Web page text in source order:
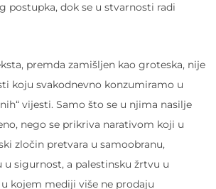
postupka, dok se u stvarnosti radi
premda zamišljen kao groteska, nije
koju svakodnevno konzumiramo u
vijesti. Samo što se u njima nasilje
nego se prikriva narativom koji u
zločin pretvara u samoobranu,
u sigurnost, a palestinsku žrtvu u
kojem mediji više ne prodaju